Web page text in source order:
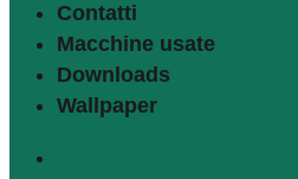
Contatti
Macchine usate
Downloads
Wallpaper